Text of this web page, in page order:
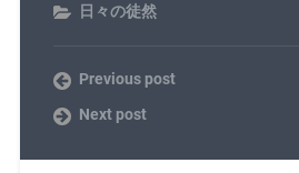
日々の徒然
Previous post
Next post